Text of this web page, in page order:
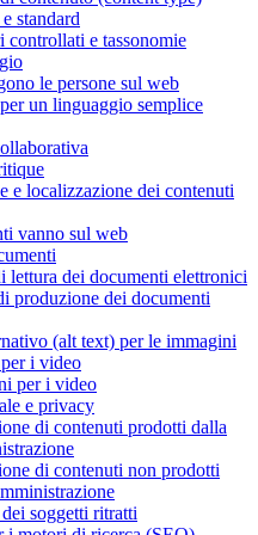
standard
controllati e tassonomie
le persone sul web
un linguaggio semplice
e localizzazione dei contenuti
vanno sul web
lettura dei documenti elettronici
produzione dei documenti
(alt text) per le immagini
i video
per i video
e privacy
di contenuti prodotti dalla
di contenuti non prodotti
soggetti ritratti